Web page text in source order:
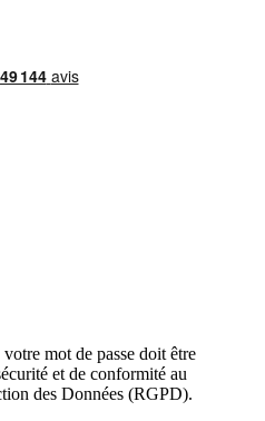
mot de passe doit être
et de conformité au
des Données (RGPD).